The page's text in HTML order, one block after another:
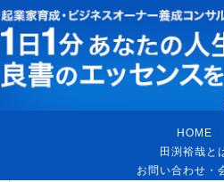
HOME
田渕裕哉と
お問い合わせ・